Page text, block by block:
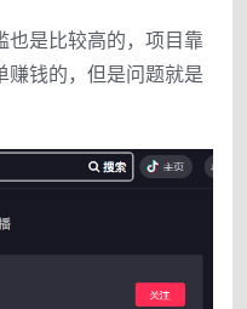
也是比较高的，项目靠
赚钱的，但是问题就是